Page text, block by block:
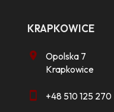
KRAPKOWICE
Opolska 7
Krapkowice
+48 510 125 270